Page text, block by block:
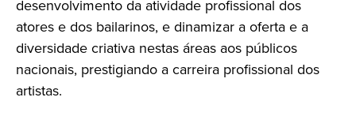
desenvolvimento da atividade profissional dos
atores e dos bailarinos, e dinamizar a oferta e a
diversidade criativa nestas áreas aos públicos
nacionais, prestigiando a carreira profissional dos
artistas.